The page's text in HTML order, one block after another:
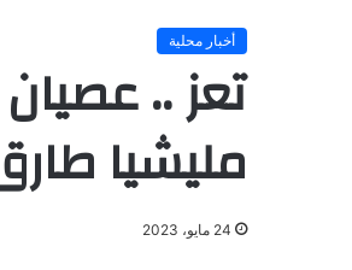
أخبار محلية
تعز ..
مليشيا
24 مايو، 2023